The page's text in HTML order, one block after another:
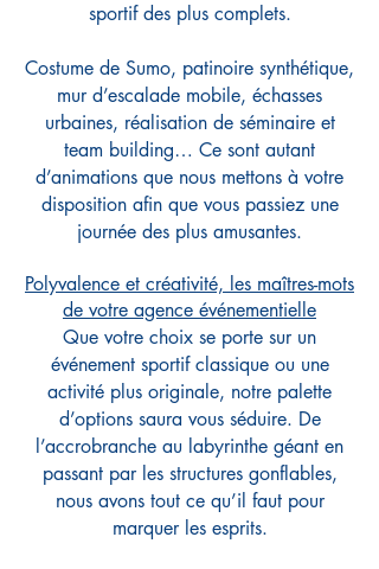
sportif des plus complets.
Costume de Sumo, patinoire synthétique,
mur d’escalade mobile, échasses
urbaines, réalisation de séminaire et
team building… Ce sont autant
d’animations que nous mettons à votre
disposition afin que vous passiez une
journée des plus amusantes.
Polyvalence et créativité, les maîtres-mots
de votre agence événementielle
Que votre choix se porte sur un
événement sportif classique ou une
activité plus originale, notre palette
d’options saura vous séduire. De
l’accrobranche au labyrinthe géant en
passant par les structures gonflables,
nous avons tout ce qu’il faut pour
marquer les esprits.